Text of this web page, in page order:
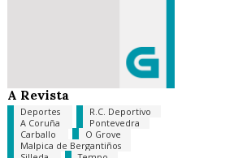
A Revista
Deportes
R.C. Deportivo
A Coruña
Pontevedra
Carballo
O Grove
Malpica de Bergantiños